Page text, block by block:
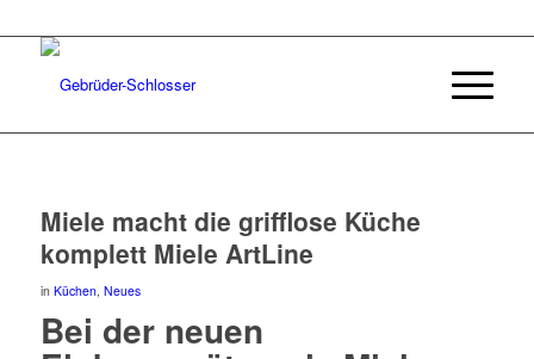
Miele macht die grifflose Küche
komplett Miele ArtLine
in Küchen, Neues
Bei der neuen